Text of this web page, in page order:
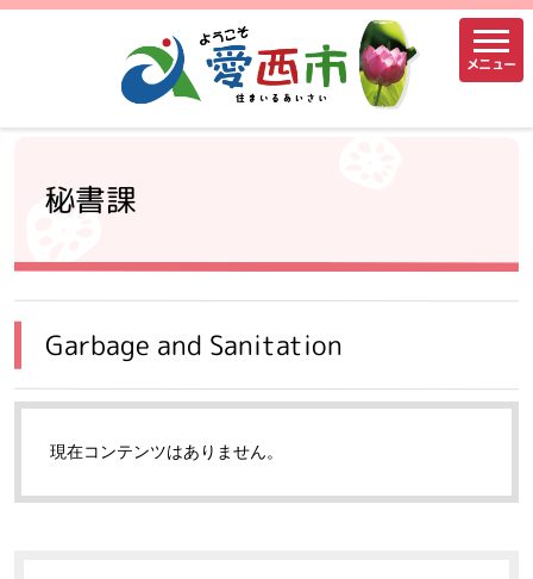
メニュー
秘書課
Garbage and Sanitation
現在コンテンツはありません。